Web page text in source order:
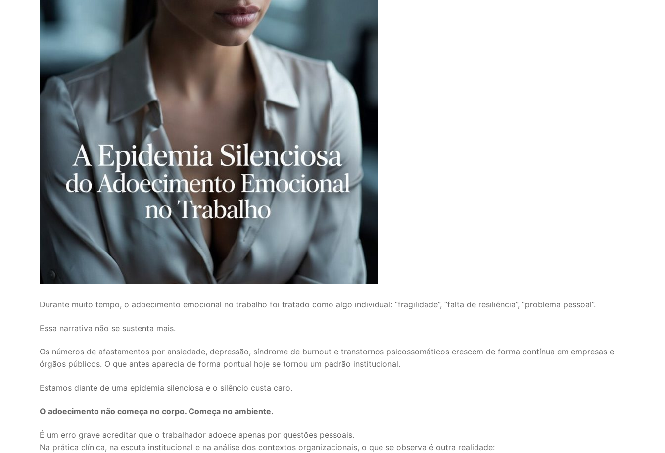
Durante muito tempo, o adoecimento emocional no trabalho foi tratado como algo individual: “fragilidade”, “falta de resiliência”, “problema pessoal”.
Essa narrativa não se sustenta mais.
Os números de afastamentos por ansiedade, depressão, síndrome de burnout e transtornos psicossomáticos crescem de forma contínua em empresas e
órgãos públicos. O que antes aparecia de forma pontual hoje se tornou um padrão institucional.
Estamos diante de uma epidemia silenciosa e o silêncio custa caro.
O adoecimento não começa no corpo. Começa no ambiente.
É um erro grave acreditar que o trabalhador adoece apenas por questões pessoais.
Na prática clínica, na escuta institucional e na análise dos contextos organizacionais, o que se observa é outra realidade: